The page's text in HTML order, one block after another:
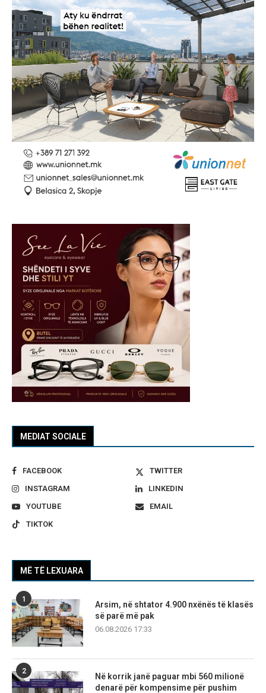
MEDIAT SOCIALE
FACEBOOK
TWITTER
INSTAGRAM
LINKEDIN
YOUTUBE
EMAIL
TIKTOK
MË TË LEXUARA
1
Arsim, në shtator 4.900 nxënës të klasës
së parë më pak
06.08.2026 17:33
2
Në korrik janë paguar mbi 560 milionë
denarë për kompensime për pushim